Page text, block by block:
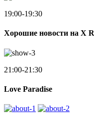
19:00-19:30
Хорошие новости на X
21:00-21:30
Love Paradise